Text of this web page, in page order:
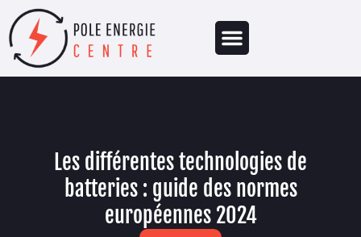
Les différentes technologies de
batteries : guide des normes
européennes 2024